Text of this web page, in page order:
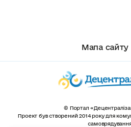
Мапа сайту
© Портал
Проект був створений 2014 року для